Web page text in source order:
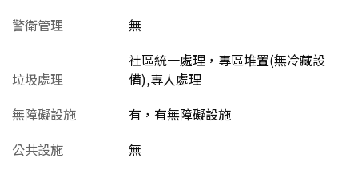
警衛管理
無
垃圾處理
社區統一處理，專區堆置(無冷藏設
備),專人處理
無障礙設施
有，有無障礙設施
公共設施
無